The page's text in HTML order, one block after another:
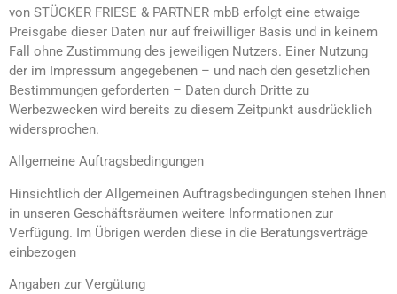
von STÜCKER FRIESE & PARTNER mbB erfolgt eine etwaige
Preisgabe dieser Daten nur auf freiwilliger Basis und in keinem
Fall ohne Zustimmung des jeweiligen Nutzers. Einer Nutzung
der im Impressum angegebenen – und nach den gesetzlichen
Bestimmungen geforderten – Daten durch Dritte zu
Werbezwecken wird bereits zu diesem Zeitpunkt ausdrücklich
widersprochen.
Allgemeine Auftragsbedingungen
Hinsichtlich der Allgemeinen Auftragsbedingungen stehen Ihnen
in unseren Geschäftsräumen weitere Informationen zur
Verfügung. Im Übrigen werden diese in die Beratungsverträge
einbezogen
Angaben zur Vergütung